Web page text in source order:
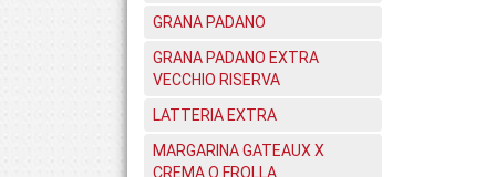
GRANA PADANO
GRANA PADANO EXTRA
VECCHIO RISERVA
LATTERIA EXTRA
MARGARINA GATEAUX X
CREMA O FROLLA